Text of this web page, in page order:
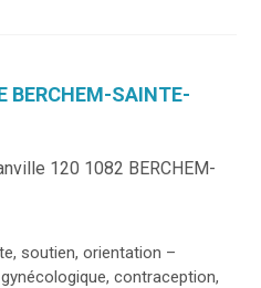
BERCHEM-SAINTE-
120 1082 BERCHEM-
soutien, orientation –
contraception,